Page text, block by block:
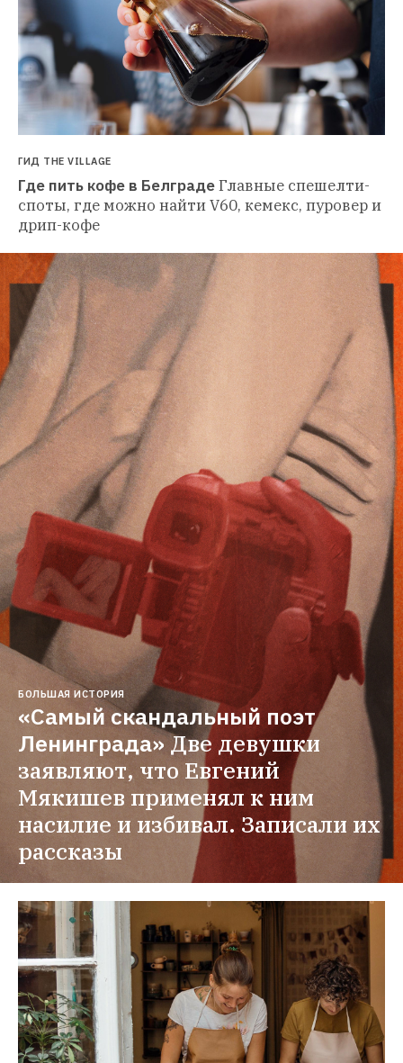
ГИД THE VILLAGE
Где пить кофе в БелградеГлавные спешелти-
споты, где можно найти V60, кемекс, пуровер и
дрип-кофе
БОЛЬШАЯ ИСТОРИЯ
«Самый скандальный поэт
Ленинграда»Две девушки
заявляют, что Евгений
Мякишев применял к ним
насилие и избивал. Записали их
рассказы